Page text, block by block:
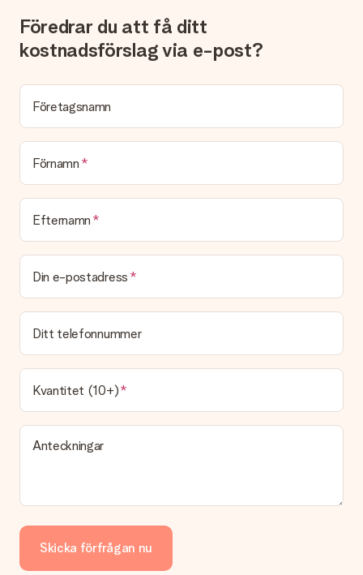
skickas direkt till mottagaren och bli en sann överraskning!
Föredrar du att få ditt
kostnadsförslag via e-post?
Företagsnamn
Förnamn
Efternamn
Din e-postadress
Ditt telefonnummer
Kvantitet (10+)
Anteckningar
Skicka förfrågan nu